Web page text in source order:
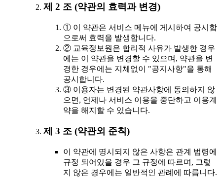
제 2 조 (약관의 효력과 변경)
① 이 약관은 서비스 메뉴에 게시하여 공시함
으로써 효력을 발생합니다.
② 교육정보원은 합리적 사유가 발생한 경우
에는 이 약관을 변경할 수 있으며, 약관을 변
경한 경우에는 지체없이 "공지사항"을 통해
공시합니다.
③ 이용자는 변경된 약관사항에 동의하지 않
으면, 언제나 서비스 이용을 중단하고 이용계
약을 해지할 수 있습니다.
제 3 조 (약관외 준칙)
이 약관에 명시되지 않은 사항은 관계 법령에
규정 되어있을 경우 그 규정에 따르며, 그렇
지 않은 경우에는 일반적인 관례에 따릅니다.